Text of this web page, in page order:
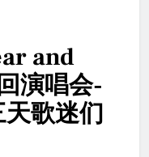
and
演唱会-
歌迷们